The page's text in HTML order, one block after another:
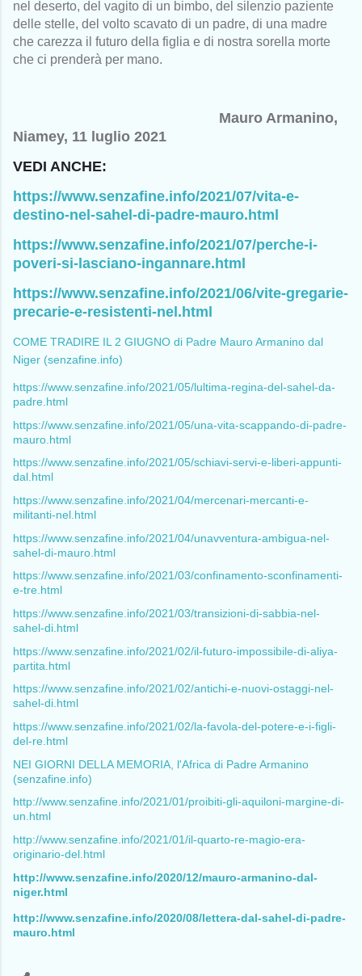
nel deserto, del vagito di un bimbo, del silenzio paziente
delle stelle, del volto scavato di un padre, di una madre
che carezza il futuro della figlia e di nostra sorella morte
che ci prenderà per mano.
Mauro Armanino,
Niamey, 11 luglio 2021
VEDI ANCHE:
https://www.senzafine.info/2021/07/vita-e-
destino-nel-sahel-di-padre-mauro.html
https://www.senzafine.info/2021/07/perche-i-
poveri-si-lasciano-ingannare.html
https://www.senzafine.info/2021/06/vite-gregarie-
precarie-e-resistenti-nel.html
COME TRADIRE IL 2 GIUGNO di Padre Mauro Armanino dal
Niger (senzafine.info)
https://www.senzafine.info/2021/05/lultima-regina-del-sahel-da-
padre.html
https://www.senzafine.info/2021/05/una-vita-scappando-di-padre-
mauro.html
https://www.senzafine.info/2021/05/schiavi-servi-e-liberi-appunti-
dal.html
https://www.senzafine.info/2021/04/mercenari-mercanti-e-
militanti-nel.html
https://www.senzafine.info/2021/04/unavventura-ambigua-nel-
sahel-di-mauro.html
https://www.senzafine.info/2021/03/confinamento-sconfinamenti-
e-tre.html
https://www.senzafine.info/2021/03/transizioni-di-sabbia-nel-
sahel-di.html
https://www.senzafine.info/2021/02/il-futuro-impossibile-di-aliya-
partita.html
https://www.senzafine.info/2021/02/antichi-e-nuovi-ostaggi-nel-
sahel-di.html
https://www.senzafine.info/2021/02/la-favola-del-potere-e-i-figli-
del-re.html
NEI GIORNI DELLA MEMORIA, l'Africa di Padre Armanino
(senzafine.info)
http://www.senzafine.info/2021/01/proibiti-gli-aquiloni-margine-di-
un.html
http://www.senzafine.info/2021/01/il-quarto-re-magio-era-
originario-del.html
http://www.senzafine.info/2020/12/mauro-armanino-dal-
niger.html
http://www.senzafine.info/2020/08/lettera-dal-sahel-di-padre-
mauro.html